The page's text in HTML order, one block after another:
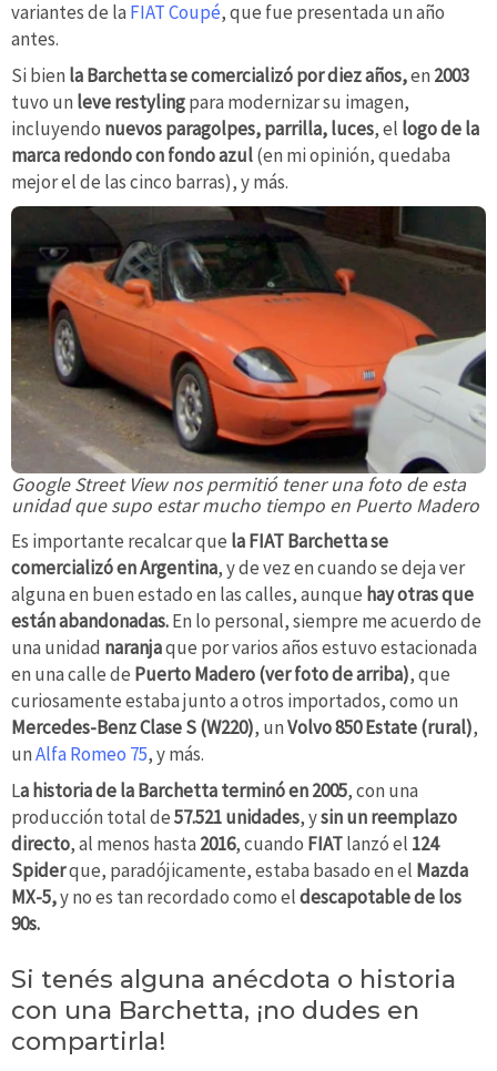
variantes de la FIAT Coupé, que fue presentada un año
antes.
Si bien la Barchetta se comercializó por diez años,en 2003
tuvo un leve restylingpara modernizar su imagen,
incluyendo nuevos paragolpes, parrilla, luces, el logo de la
marca redondo con fondo azul(en mi opinión, quedaba
mejor el de las cinco barras), y más.
Google Street View nos permitió tener una foto de esta
unidad que supo estar mucho tiempo en Puerto Madero
Es importante recalcar que la FIAT Barchetta se
comercializó en Argentina, y de vez en cuando se deja ver
alguna en buen estado en las calles, aunque hay otras que
están abandonadas.En lo personal, siempre me acuerdo de
una unidad naranjaque por varios años estuvo estacionada
en una calle de Puerto Madero (ver foto de arriba), que
curiosamente estaba junto a otros importados, como un
Mercedes-Benz Clase S (W220), unVolvo 850 Estate (rural),
unAlfa Romeo 75, y más.
La historia de la Barchetta terminó en 2005, con una
producción total de57.521 unidades, ysin un reemplazo
directo, al menos hasta 2016, cuando FIATlanzó el 124
Spiderque, paradójicamente, estaba basado en el Mazda
MX-5,y no es tan recordado como eldescapotable de los
90s.
Si tenés alguna anécdota o historia
con una Barchetta, ¡no dudes en
compartirla!